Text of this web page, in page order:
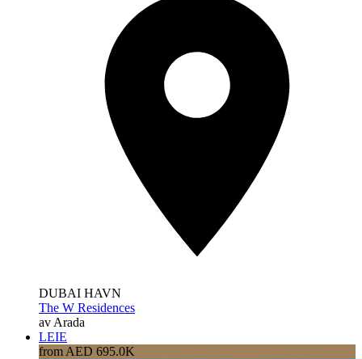
DUBAI HAVN
The W Residences
av Arada
LEIE
from AED 695.0K